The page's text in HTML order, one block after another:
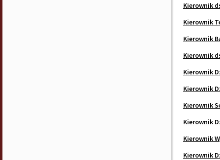
Kierownik
Kierownik
Kierownik
Kierownik
Kierownik
Kierownik
Kierownik
Kierownik
Kierownik
Kierownik